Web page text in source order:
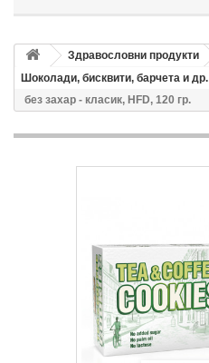
Здравословни продукти
Шоколади, бисквити, барчета и др.
без захар - класик, HFD, 120 гр.